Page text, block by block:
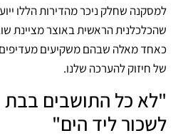
למסקנה שחלק ניכר מהדירות הללו
שהכלכלנית הראשית באוצר מציינת
כאחד מאלה שבהם משקיעים מעדיפים
של חיזוק להערכה שלנו.
"לא כל התושבים בבת
לשכור ליד הים"